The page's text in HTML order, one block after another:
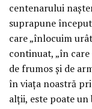
centenarului
suprapune
care „înlocuim
continuat, „în
de frumos și de
în viața noastră
alții, este poate